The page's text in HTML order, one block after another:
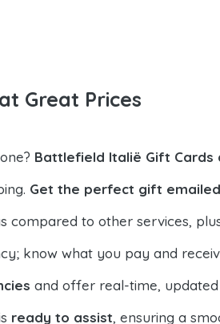
Great Prices
Battlefield Italië Gift
Get the perfect gift
compared to other services,
know what you pay and
and offer real-time, updated
ready to assist, ensuring a